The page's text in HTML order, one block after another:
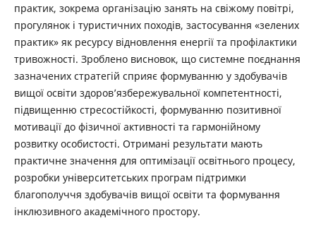
практик, зокрема організацію занять на свіжому повітрі,
прогулянок і туристичних походів, застосування «зелених
практик» як ресурсу відновлення енергії та профілактики
тривожності. Зроблено висновок, що системне поєднання
зазначених стратегій сприяє формуванню у здобувачів
вищої освіти здоров’язбережувальної компетентності,
підвищенню стресостійкості, формуванню позитивної
мотивації до фізичної активності та гармонійному
розвитку особистості. Отримані результати мають
практичне значення для оптимізації освітнього процесу,
розробки університетських програм підтримки
благополуччя здобувачів вищої освіти та формування
інклюзивного академічного простору.